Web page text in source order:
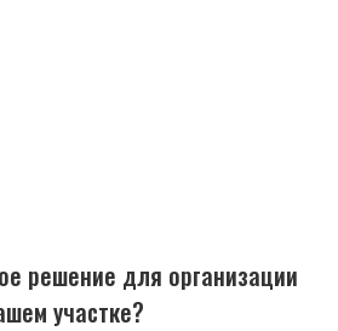
решение для организации
участке?